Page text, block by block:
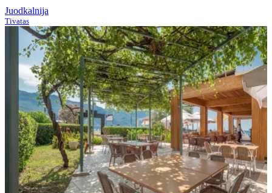
Juodkalnija
Tivatas